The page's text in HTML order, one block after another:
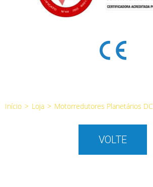
Início > Loja > Motorredutores Planetários DC
VOLTE